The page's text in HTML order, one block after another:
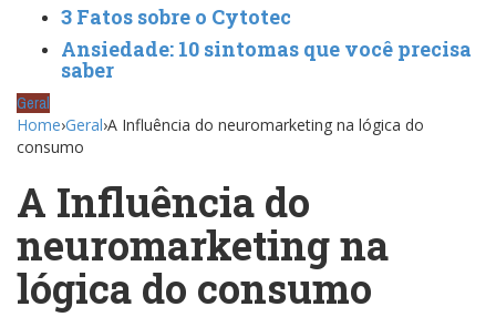
3 Fatos sobre o Cytotec
Ansiedade: 10 sintomas que você precisa
saber
Geral
Home›Geral›A Influência do neuromarketing na lógica do
consumo
A Influência do
neuromarketing na
lógica do consumo